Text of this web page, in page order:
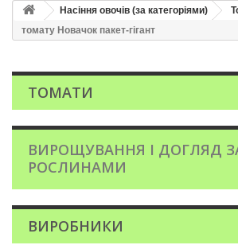
Насіння овочів (за категоріями)
томату Новачок пакет-гігант
ТОМАТИ
ВИРОЩУВАННЯ І ДОГЛЯД
РОСЛИНАМИ
ВИРОБНИКИ